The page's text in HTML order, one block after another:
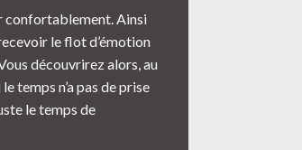
confortablement. Ainsi
le flot d’émotion
découvrirez alors, au
temps n’a pas de prise
le temps de